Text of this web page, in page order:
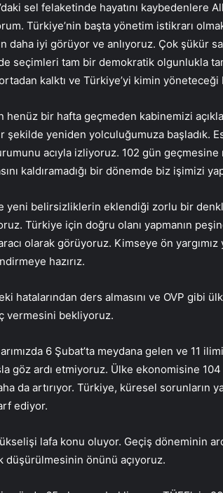
sel felaketinde hayatını kaybedenlere
Türkiye’nin başta yönetim istikrarı
daha iyi görüyor ve anlıyoruz. Çok şükür
seçimleri tam bir demokratik olgunlukla
kalktı ve Türkiye’yi kimin yöneteceği
bir hafta geçmeden kabinemizi
şekilde yeniden yolculuğumuza başladık.
acıyla izliyoruz. 102 gün
kaldıramadığı bir dönemde biz işimizi
yeni belirsizliklerin eklendiği zorlu bir
Türkiye için doğru olanı yapmanın
olarak görüyoruz. Kimseye ön
hazırız.
hatalarından ders almasını ve OVP gibi
vermesini bekliyoruz.
6 Şubat’ta meydana gelen ve 11
göz ardı etmiyoruz. Ülke ekonomisine
da artırıyor. Türkiye, küresel sorunların
ediyor.
lafa konu oluyor. Geçiş döneminin
düşürülmesinin önünü açıyoruz.